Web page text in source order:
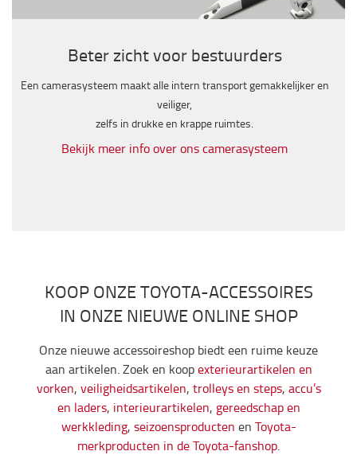
Beter zicht voor bestuurders
Een camerasysteem maakt alle intern transport gemakkelijker en
veiliger,
zelfs in drukke en krappe ruimtes.
Bekijk meer info over ons camerasysteem
KOOP ONZE TOYOTA-ACCESSOIRES
IN ONZE NIEUWE ONLINE SHOP
Onze nieuwe accessoireshop biedt een ruime keuze
aan artikelen. Zoek en koopexterieurartikelen en
vorken, veiligheidsartikelen, trolleys en steps, accu’s
en laders, interieurartikelen, gereedschap en
werkkleding, seizoensproducten en Toyota-
merkproducten in de Toyota-fanshop.